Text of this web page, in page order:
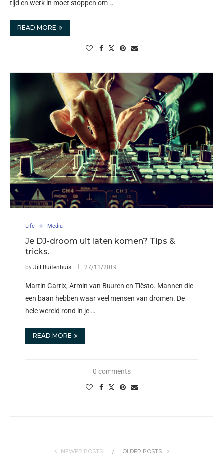
tijd en werk in moet stoppen om …
READ MORE
Life Media
Je DJ-droom uit laten komen? Tips &
tricks.
by Jill Buitenhuis 27/11/2019
Martin Garrix, Armin van Buuren en Tiësto. Mannen die
een baan hebben waar veel mensen van dromen. De
hele wereld rond in je …
READ MORE
0 comments
NEWER POSTS OLDER POSTS